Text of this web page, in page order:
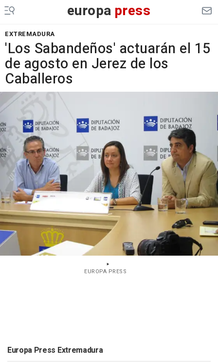
europa press
EXTREMADURA
'Los Sabandeños' actuarán el 15
de agosto en Jerez de los
Caballeros
EUROPA PRESS
Europa Press Extremadura